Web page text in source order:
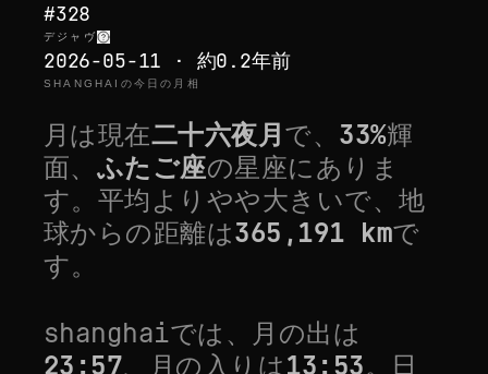
#328
デジャヴ
2026-05-11 · 約0.2年前
SHANGHAIの今日の月相
月は現在二十六夜月で、 33%輝
面、 ふたご座の星座にありま
す。 平均よりやや大きいで、地
球からの距離は365,191 kmで
す。
shanghaiでは、月の出は
23:57、月の入りは13:53。日